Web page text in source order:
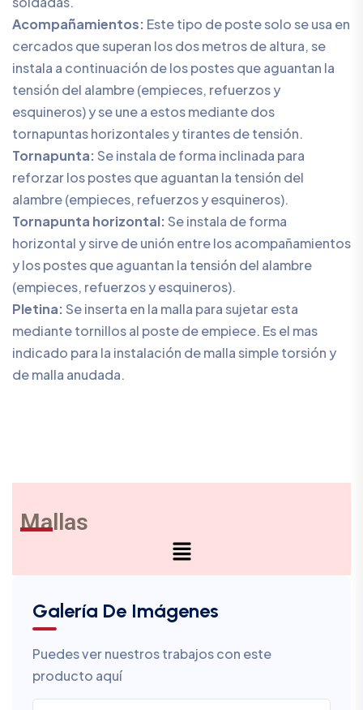
Mallas
Galería De Imágenes
Puedes ver nuestros trabajos con este
producto aquí
Acompañamientos: Este tipo de poste solo se usa en
cercados que superan los dos metros de altura, se
instala a continuación de los postes que aguantan la
tensión del alambre (empieces, refuerzos y
esquineros) y se une a estos mediante dos
tornapuntas horizontales y tirantes de tensión.
Tornapunta:Se instala de forma inclinada para
reforzar los postes que aguantan la tensión del
alambre (empieces, refuerzos y esquineros).
Tornapunta horizontal:Se instala de forma
horizontal y sirve de unión entre los acompañamientos
y los postes que aguantan la tensión del alambre
(empieces, refuerzos y esquineros).
Pletina:Se inserta en la malla para sujetar esta
mediante tornillos al poste de empiece. Es el mas
indicado para la instalación de malla simple torsión y
de malla anudada.